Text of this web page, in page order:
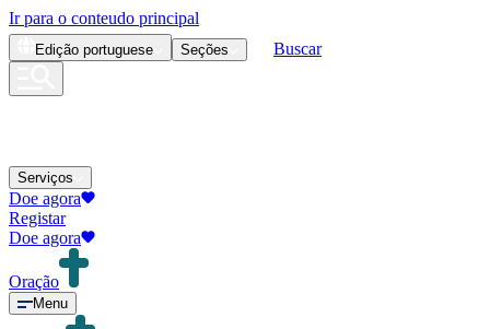
Ir para o conteudo principal
Edição portuguese Seções Buscar
Serviços
Doe agora
Registar
Doe agora
Oração
Menu